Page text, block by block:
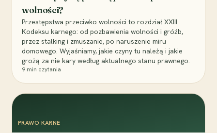
wolności?
Przestępstwa przeciwko wolności to rozdział XXIII
Kodeksu karnego: od pozbawienia wolności i gróźb,
przez stalking i zmuszanie, po naruszenie miru
domowego. Wyjaśniamy, jakie czyny tu należą i jakie
grożą za nie kary według aktualnego stanu prawnego.
9 min czytania
PRAWO KARNE